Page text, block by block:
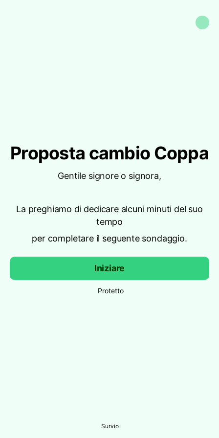
Proposta cambio Coppa
Gentile signore o signora,
La preghiamo di dedicare alcuni minuti del suo
tempo
per completare il seguente sondaggio.
Iniziare
Protetto
Survio